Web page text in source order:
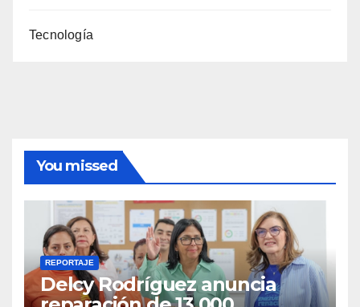
Tecnología
You missed
REPORTAJE
Delcy Rodríguez anuncia